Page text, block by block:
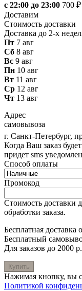
с 22:00 до 23:00 700 ₽
Доставим
Стоимость доставки
Доставка до 2-х
Пт 7 авг
Сб 8 авг
Вс 9 авг
Пн 10 авг
Вт 11 авг
Ср 12 авг
Чт 13 авг
Адрес
самовывоза
г. Санкт-Петербург,
Когда Ваш заказ
придет sms
Способ оплаты
Промокод
Стоимость доставки
обработки заказа.
Бесплатная
Бесплатный
Для заказов до 2000
Купить
Нажимая кнопку, вы
Политикой